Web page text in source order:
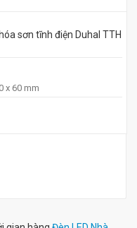
sơn tĩnh điện Duhal TTH
x 60 mm